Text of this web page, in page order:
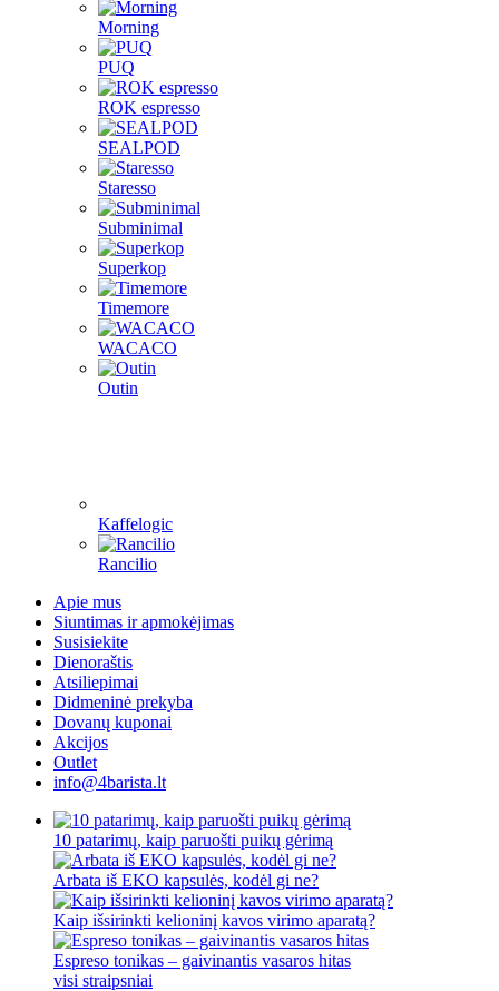
Morning
PUQ
ROK espresso
SEALPOD
Staresso
Subminimal
Superkop
Timemore
WACACO
Outin
Kaffelogic
Rancilio
Apie mus
Siuntimas ir apmokėjimas
Susisiekite
Dienoraštis
Atsiliepimai
Didmeninė prekyba
Dovanų kuponai
Akcijos
Outlet
info@4barista.lt
10 patarimų, kaip paruošti puikų gėrimą
Arbata iš EKO kapsulės, kodėl gi ne?
Kaip išsirinkti kelioninį kavos virimo aparatą?
Espreso tonikas – gaivinantis vasaros hitas
visi straipsniai